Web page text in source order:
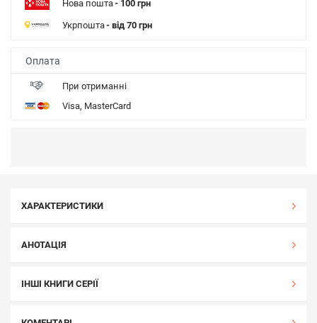
Нова пошта- 100 грн
Укрпошта- від 70 грн
Оплата
При отриманні
Visa, MasterCard
ХАРАКТЕРИСТИКИ
АНОТАЦІЯ
ІНШІ КНИГИ СЕРІЇ